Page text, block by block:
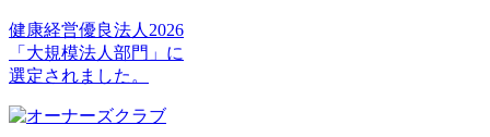
健康経営優良法人2026
「大規模法人部門」に
選定されました。